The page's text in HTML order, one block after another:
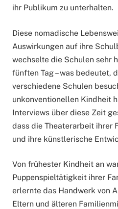
ihr Publikum zu unterhalten.
Diese nomadische
Auswirkungen auf ihre
wechselte die Schulen sehr
fünften Tag – was bedeutet,
verschiedene Schulen
unkonventionellen Kindheit
Interviews über diese Zeit
dass die Theaterarbeit ihrer
und ihre künstlerische
Von frühester Kindheit an
Puppenspieltätigkeit ihrer
erlernte das Handwerk von
Eltern und älteren